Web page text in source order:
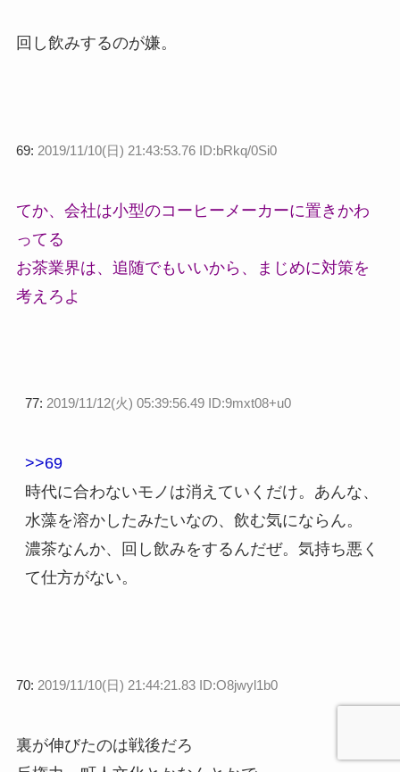
回し飲みするのが嫌。
69: 2019/11/10(日) 21:43:53.76 ID:bRkq/0Si0
てか、会社は小型のコーヒーメーカーに置きかわ
ってる
お茶業界は、追随でもいいから、まじめに対策を
考えろよ
77: 2019/11/12(火) 05:39:56.49 ID:9mxt08+u0
>>69
時代に合わないモノは消えていくだけ。あんな、
水藻を溶かしたみたいなの、飲む気にならん。
濃茶なんか、回し飲みをするんだぜ。気持ち悪く
て仕方がない。
70: 2019/11/10(日) 21:44:21.83 ID:O8jwyl1b0
裏が伸びたのは戦後だろ